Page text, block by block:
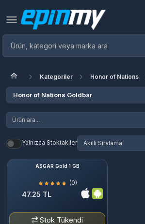
Kategoriler Honor of Nations
Honor of Nations Goldbar
Yalnızca Stoktakiler
ASGAR Gold 1 GB
(0)
47.25 TL
Stok Tükendi